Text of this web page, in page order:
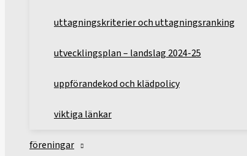
uttagningskriterier och uttagningsranking
utvecklingsplan – landslag 2024-25
uppförandekod och klädpolicy
viktiga länkar
föreningar